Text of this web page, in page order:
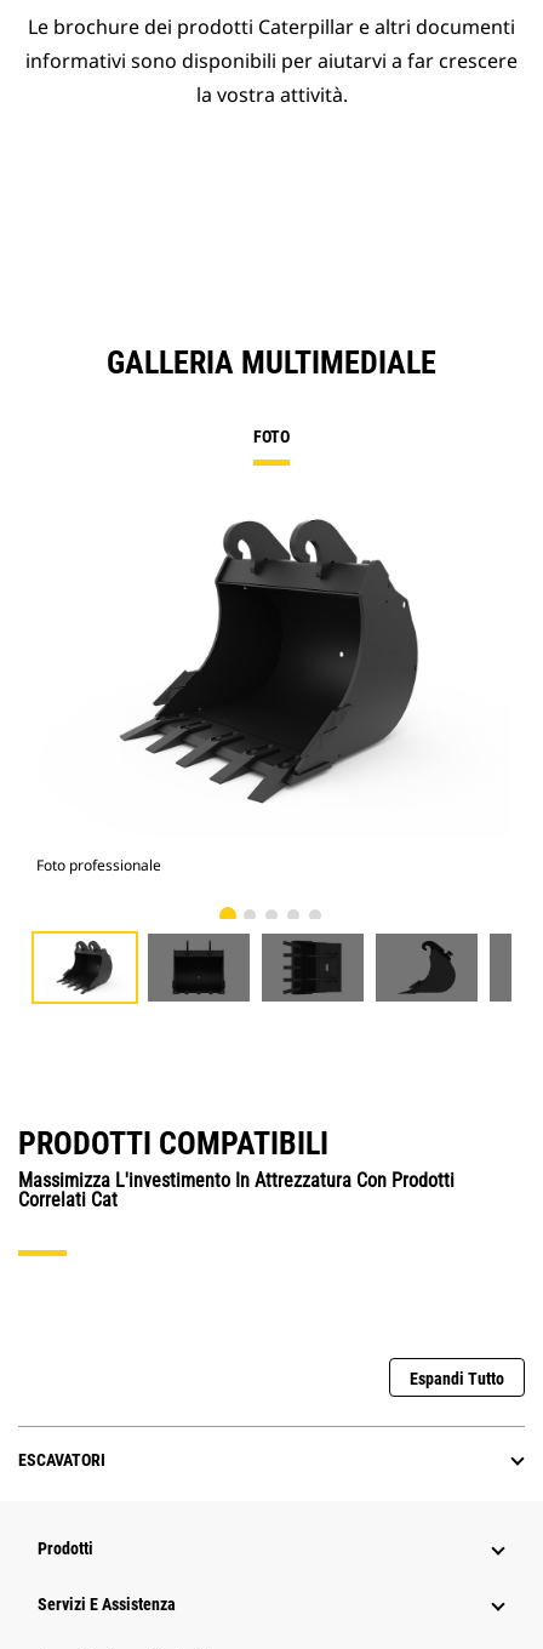
Le brochure dei prodotti Caterpillar e altri documenti
informativi sono disponibili per aiutarvi a far crescere
la vostra attività.
GALLERIA MULTIMEDIALE
FOTO
Foto professionale
PRODOTTI COMPATIBILI
Massimizza L'investimento In Attrezzatura Con Prodotti
Correlati Cat
Espandi Tutto
ESCAVATORI
Prodotti
Servizi E Assistenza